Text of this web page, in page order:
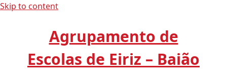
Skip to content
Agrupamento de
Escolas de Eiriz – Baião